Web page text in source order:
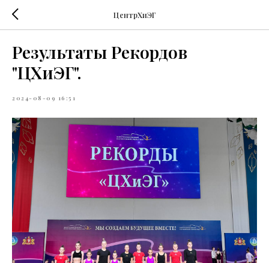
ЦентрХиЭГ
Результаты Рекордов
"ЦХиЭГ".
2024-08-09 16:51